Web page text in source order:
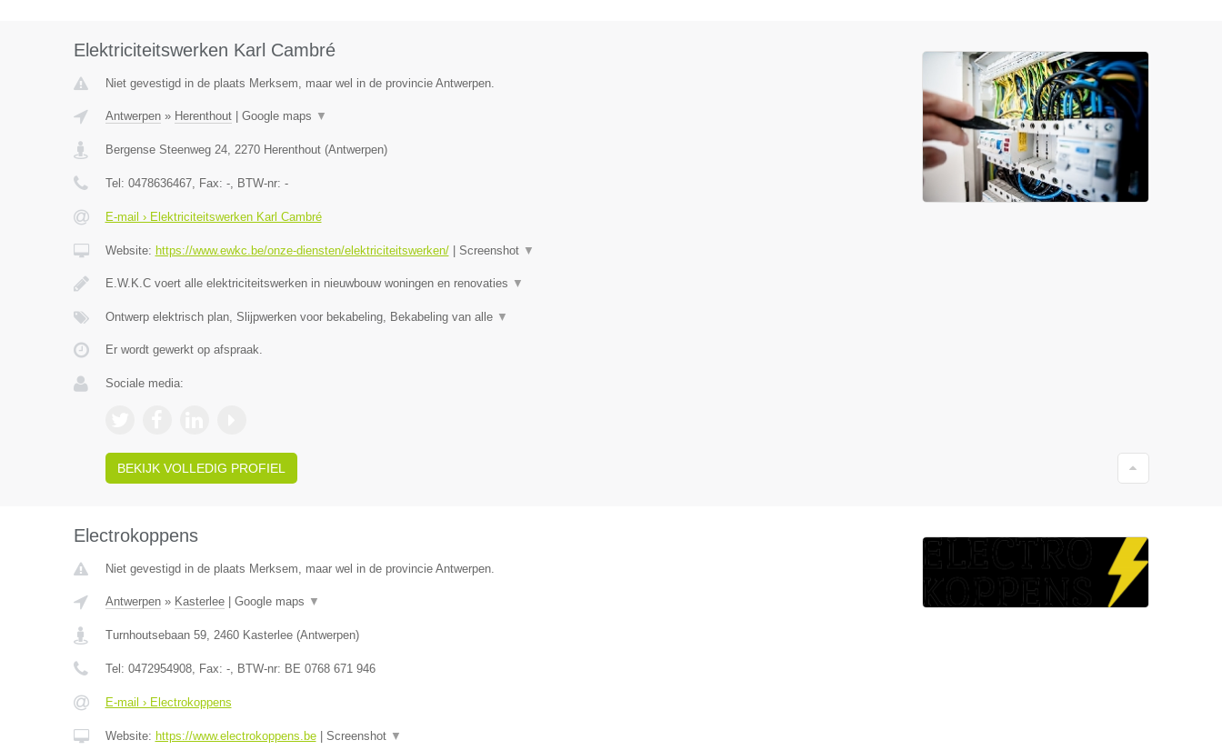
Elektriciteitswerken Karl Cambré
Niet gevestigd in de plaats Merksem, maar wel in de provincie Antwerpen.
Antwerpen» Herenthout| Google maps ▼
Bergense Steenweg 24, 2270 Herenthout(Antwerpen)
Tel: 0478636467, Fax: -, BTW-nr: -
E-mail › Elektriciteitswerken Karl Cambré
Website: https://www.ewkc.be/onze-diensten/elektriciteitswerken/| Screenshot ▼
E.W.K.C voert alle elektriciteitswerken in nieuwbouw woningen en renovaties ▼
Ontwerp elektrisch plan, Slijpwerken voor bekabeling, Bekabeling van alle ▼
Er wordt gewerkt op afspraak.
Sociale media:
BEKIJK VOLLEDIG PROFIEL
Electrokoppens
Niet gevestigd in de plaats Merksem, maar wel in de provincie Antwerpen.
Antwerpen» Kasterlee| Google maps ▼
Turnhoutsebaan 59, 2460 Kasterlee(Antwerpen)
Tel: 0472954908, Fax: -, BTW-nr: BE 0768 671 946
E-mail › Electrokoppens
Website: https://www.electrokoppens.be| Screenshot ▼